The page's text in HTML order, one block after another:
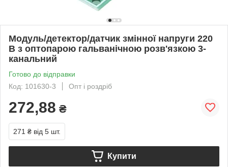
Модуль/детектор/датчик змінної напруги 220
В з оптопарою гальванічною розв'язкою 3-
канальний
Готово до відправки
Код: 101630-3
Опт і роздріб
272,88 ₴
271 ₴ від 5 шт.
Купити